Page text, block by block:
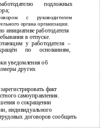
подложных
с руководителем
органа организации.
инициативе работодателя
в отпуске.
у работодателя –
по основаниям,
уведомления об
других
зарегистрировать факт
самоуправления.
о сокращении
индивидуального
договоров сообщить